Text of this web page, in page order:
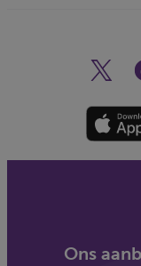
Twitter
Ons